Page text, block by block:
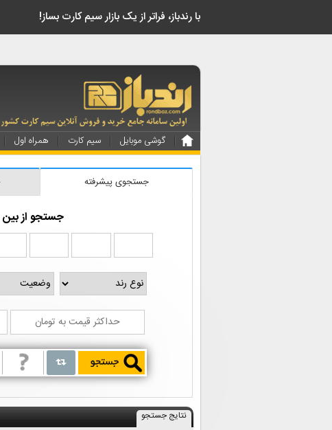
گوشی موبایل سیم کارت همراه اول
جستجوی پیشرفته
جستجو از بین
نتایج جستجو
!با رندباز، فراتر از یک بازار سیم کارت بساز